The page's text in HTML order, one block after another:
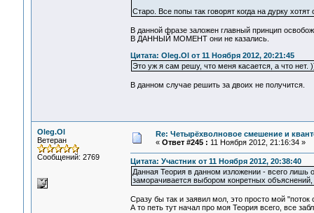
Старо. Все попы так говорят когда на дурку
В данной фразе заложен главный принцип
В ДАННЫЙ МОМЕНТ они не казались.
Цитата: Oleg.Ol от 11 Ноября 2012, 20:21:45
Это уж я сам решу, что меня касается, а что нет.
В данном случае решить за двоих не получится.
Oleg.Ol
Ветеран
Сообщений: 2769
Re: Четырёхволновое смешение и
« Ответ #245 : 11 Ноября 2012, 21:16:34 »
Цитата: Участник от 11 Ноября 2012, 20:38:40
Данная Теория в данном изложении - всего лишь
заморачивается выбором конретных
Сразу бы так и заявил мол, это просто мой "поток
А то петь тут начал про моя Теория всего, все